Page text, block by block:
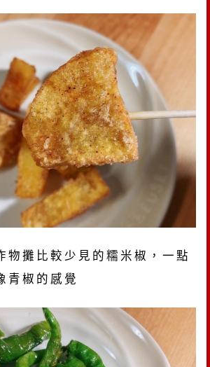
物攤比較少見的糯米椒，一點
青椒的感覺